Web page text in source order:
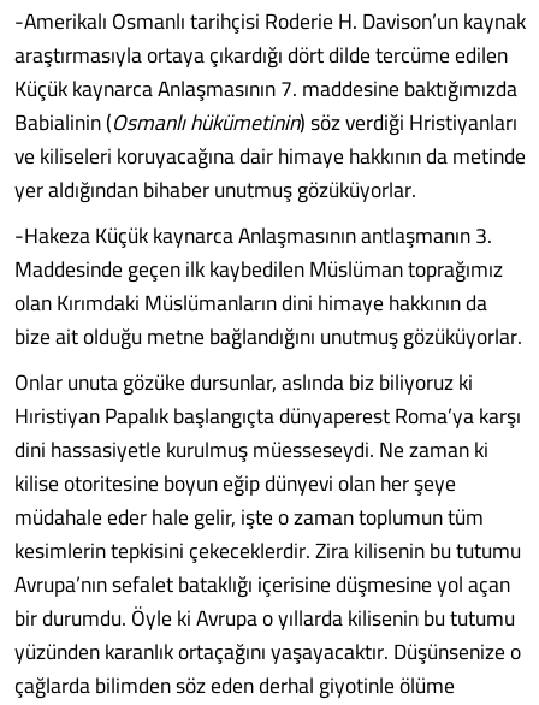
-Amerikalı Osmanlı tarihçisi Roderie H. Davison’un kaynak
araştırmasıyla ortaya çıkardığı dört dilde tercüme edilen
Küçük kaynarca Anlaşmasının 7. maddesine baktığımızda
Babialinin (Osmanlı hükümetinin) söz verdiği Hristiyanları
ve kiliseleri koruyacağına dair himaye hakkının da metinde
yer aldığından bihaber unutmuş gözüküyorlar.
-Hakeza Küçük kaynarca Anlaşmasının antlaşmanın 3.
Maddesinde geçen ilk kaybedilen Müslüman toprağımız
olan Kırımdaki Müslümanların dini himaye hakkının da
bize ait olduğu metne bağlandığını unutmuş gözüküyorlar.
Onlar unuta gözüke dursunlar, aslında biz biliyoruz ki
Hıristiyan Papalık başlangıçta dünyaperest Roma’ya karşı
dini hassasiyetle kurulmuş müesseseydi. Ne zaman ki
kilise otoritesine boyun eğip dünyevi olan her şeye
müdahale eder hale gelir, işte o zaman toplumun tüm
kesimlerin tepkisini çekeceklerdir. Zira kilisenin bu tutumu
Avrupa’nın sefalet bataklığı içerisine düşmesine yol açan
bir durumdu. Öyle ki Avrupa o yıllarda kilisenin bu tutumu
yüzünden karanlık ortaçağını yaşayacaktır. Düşünsenize o
çağlarda bilimden söz eden derhal giyotinle ölüme